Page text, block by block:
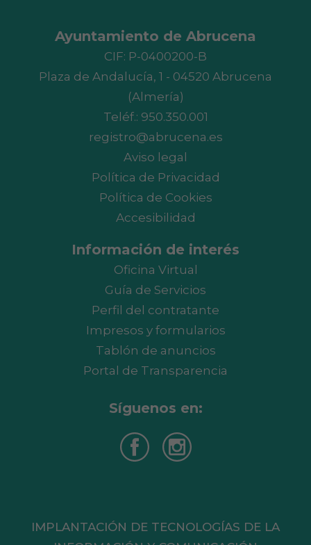
Ayuntamiento de Abrucena
CIF: P-0400200-B
Plaza de Andalucía, 1 - 04520 Abrucena
(Almería)
Teléf.: 950.350.001
registro@abrucena.es
Aviso legal
Política de Privacidad
Política de Cookies
Accesibilidad
Información de interés
Oficina Virtual
Guía de Servicios
Perfil del contratante
Impresos y formularios
Tablón de anuncios
Portal de Transparencia
Síguenos en:
IMPLANTACIÓN DE TECNOLOGÍAS DE LA